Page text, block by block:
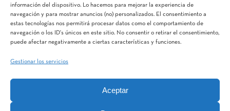
información del dispositivo. Lo hacemos para mejorar la experiencia de
navegación y para mostrar anuncios (no) personalizados. El consentimiento a
estas tecnologías nos permitirá procesar datos como el comportamiento de
navegación o los ID's únicos en este sitio. No consentir o retirar el consentimiento,
puede afectar negativamente a ciertas características y funciones.
Gestionar los servicios
Aceptar